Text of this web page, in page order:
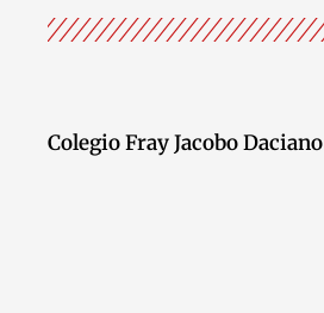
Colegio Fray Jacobo Daciano